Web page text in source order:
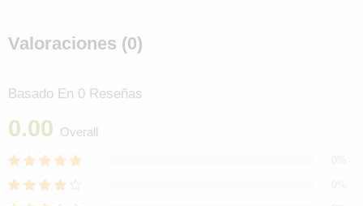
Valoraciones (0)
Basado En 0 Reseñas
0.00 Overall